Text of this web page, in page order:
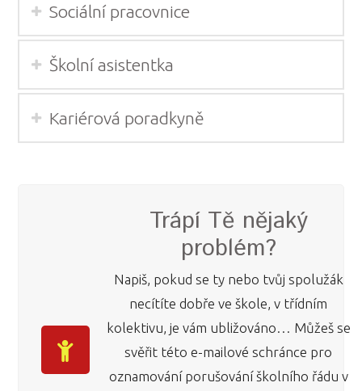
Sociální pracovnice
Školní asistentka
Kariérová poradkyně
Trápí Tě nějaký
problém?
Napiš, pokud se ty nebo tvůj spolužák
necítíte dobře ve škole, v třídním
kolektivu, je vám ubližováno… Můžeš se
svěřit této e-mailové schránce pro
oznamování porušování školního řádu v